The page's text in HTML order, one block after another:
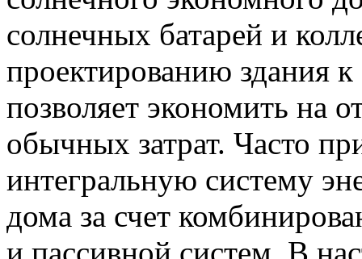
солнечных батарей и
проектированию здания к
позволяет экономить на
обычных затрат. Часто
интегральную систему
дома за счет